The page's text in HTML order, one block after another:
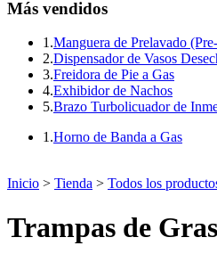
Más vendidos
1.Manguera de Prelavado
2.Dispensador de Vasos
3.Freidora de Pie a Gas
4.Exhibidor de Nachos
5.Brazo Turbolicuador de
1.Horno de Banda a Gas
Inicio > Tienda > Todos los
Trampas de